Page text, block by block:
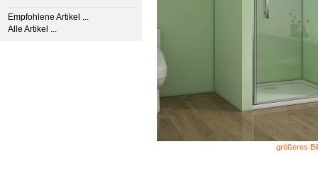
Empfohlene Artikel ...
Alle Artikel ...
größeres